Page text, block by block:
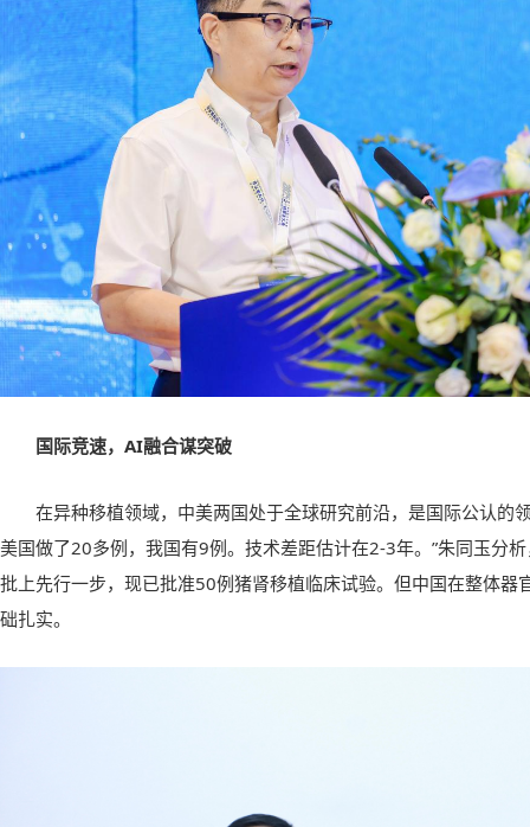
国际竞速，AI融合谋突破
在异种移植领域，中美两国处于全球研究前沿，是国际公认的
美国做了20多例，我国有9例。技术差距估计在2-3年。”朱同玉分
批上先行一步，现已批准50例猪肾移植临床试验。但中国在整体器
础扎实。